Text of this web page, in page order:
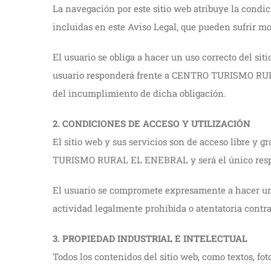
La navegación por este sitio web atribuye la
incluidas en este Aviso Legal, que pueden sufrir
El usuario se obliga a hacer un uso correcto del
usuario responderá frente a CENTRO TURISMO
del incumplimiento de dicha obligación.
2. CONDICIONES DE ACCESO Y UTILIZACIÓN
El sitio web y sus servicios son de acceso libre y
TURISMO RURAL EL ENEBRAL y será el único
El usuario se compromete expresamente a hacer
actividad legalmente prohibida o atentatoria
3. PROPIEDAD INDUSTRIAL E INTELECTUAL
Todos los contenidos del sitio web, como textos,